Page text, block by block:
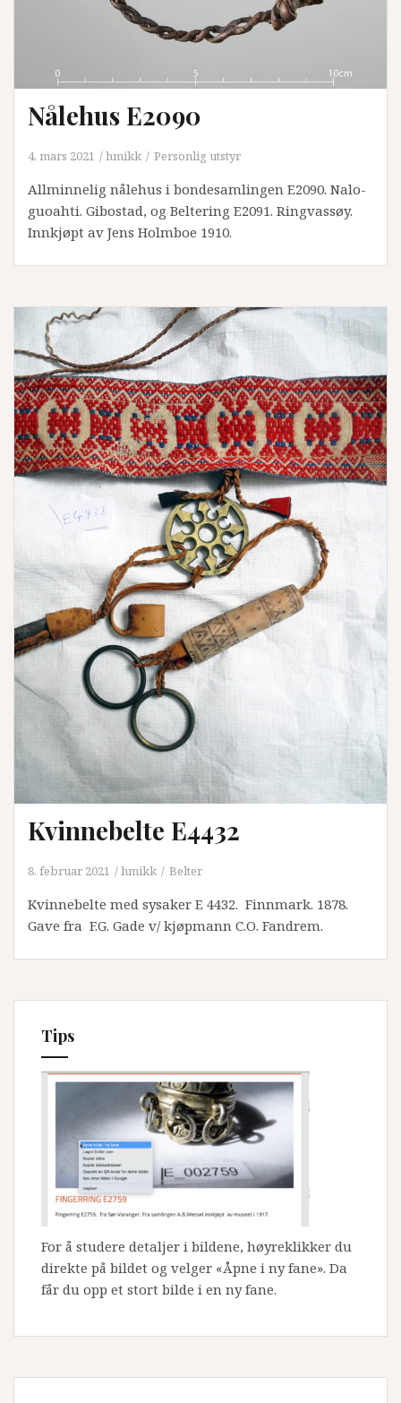
Nålehus E2090
4. mars 2021 hmikk Personlig utstyr
Allminnelig nålehus i bondesamlingen E2090. Nalo-
guoahti. Gibostad, og Beltering E2091. Ringvassøy.
Innkjøpt av Jens Holmboe 1910.
Kvinnebelte E4432
8. februar 2021 hmikk Belter
Kvinnebelte med sysaker E 4432. Finnmark. 1878.
Gave fra F.G. Gade v/ kjøpmann C.O. Fandrem.
Tips
For å studere detaljer i bildene, høyreklikker du
direkte på bildet og velger «Åpne i ny fane». Da
får du opp et stort bilde i en ny fane.